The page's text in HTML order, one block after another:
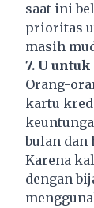
saat ini
prioritas
masih
7. U
Orang-
kartu
bulan dan
Karena
dengan